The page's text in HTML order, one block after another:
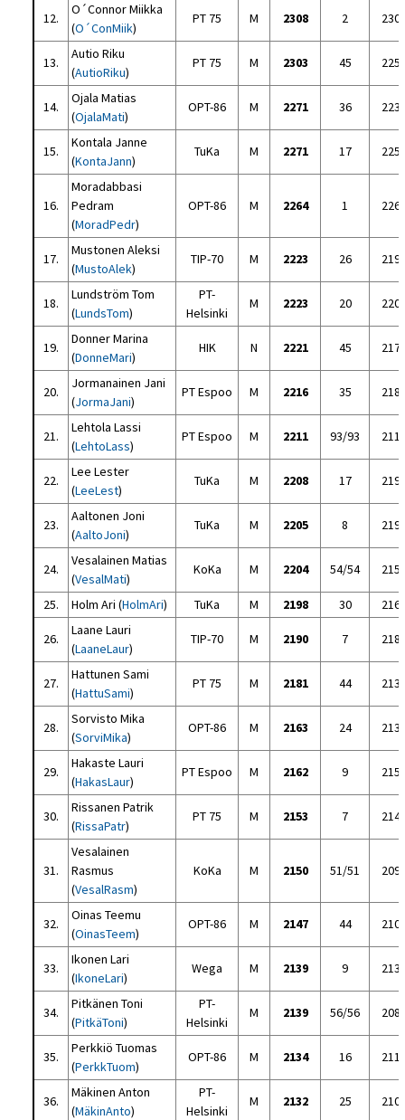
12.
O´Connor Miikka
(O´ConMiik)
PT 75 M 2308 2
13.
Autio Riku
(AutioRiku)
PT 75 M 2303 45
14.
Ojala Matias
(OjalaMati)
OPT-86 M 2271 36
15.
Kontala Janne
(KontaJann)
TuKa M 2271 17
16.
Moradabbasi
Pedram
(MoradPedr)
OPT-86 M 2264 1
17.
Mustonen Aleksi
(MustoAlek)
TIP-70 M 2223 26
18.
Lundström Tom
(LundsTom)
PT-
Helsinki
M 2223 20
19.
Donner Marina
(DonneMari)
HIK N 2221 45
20.
Jormanainen Jani
(JormaJani)
PT Espoo M 2216 35
21.
Lehtola Lassi
(LehtoLass)
PT Espoo M 2211 93/93
22.
Lee Lester
(LeeLest)
TuKa M 2208 17
23.
Aaltonen Joni
(AaltoJoni)
TuKa M 2205 8
24.
Vesalainen Matias
(VesalMati)
KoKa M 2204 54/54
25. Holm Ari (HolmAri) TuKa M 2198 30
26.
Laane Lauri
(LaaneLaur)
TIP-70 M 2190 7
27.
Hattunen Sami
(HattuSami)
PT 75 M 2181 44
28.
Sorvisto Mika
(SorviMika)
OPT-86 M 2163 24
29.
Hakaste Lauri
(HakasLaur)
PT Espoo M 2162 9
30.
Rissanen Patrik
(RissaPatr)
PT 75 M 2153 7
31.
Vesalainen
Rasmus
(VesalRasm)
KoKa M 2150 51/51
32.
Oinas Teemu
(OinasTeem)
OPT-86 M 2147 44
33.
Ikonen Lari
(IkoneLari)
Wega M 2139 9
34.
Pitkänen Toni
(PitkäToni)
PT-
Helsinki
M 2139 56/56
35.
Perkkiö Tuomas
(PerkkTuom)
OPT-86 M 2134 16
36.
Mäkinen Anton
(MäkinAnto)
PT-
Helsinki
M 2132 25